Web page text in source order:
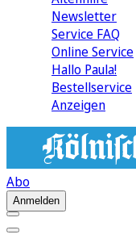
Newsletter
Service FAQ
Online Service
Hallo Paula!
Bestellservice
Anzeigen
Abo
Anmelden